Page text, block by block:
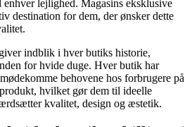
enhver lejlighed. Magasins eksklusive
destination for dem, der ønsker dette
indblik i hver butiks historie,
for hvide duge. Hver butik har
behovene hos forbrugere på
hvilket gør dem til ideelle
kvalitet, design og æstetik.